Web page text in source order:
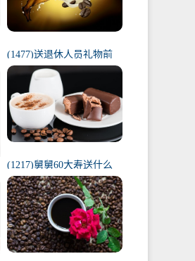
(1477)送退休人员礼物前
十件排名（工会退休纪念
品范围）
(1217)舅舅60大寿送什么
礼物（舅舅60岁十大最佳
礼物排行榜）